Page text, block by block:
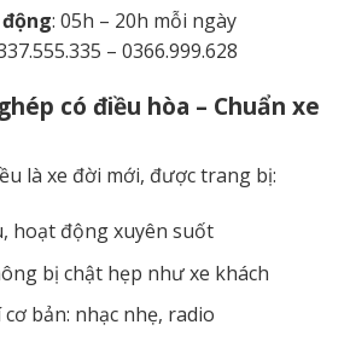
: 05h – 20h mỗi ngày
– 0366.999.628
có điều hòa – Chuẩn xe
là xe đời mới, được trang bị:
hoạt động xuyên suốt
bị chật hẹp như xe khách
bản: nhạc nhẹ, radio